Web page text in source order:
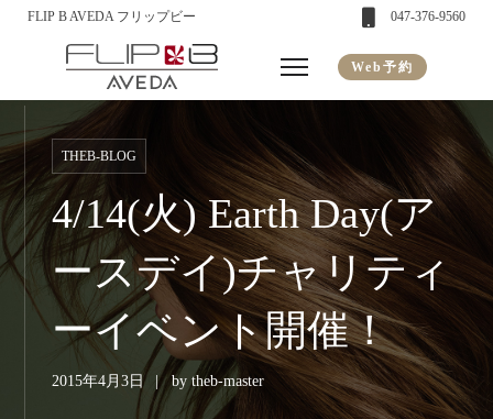
FLIP B AVEDA フリップビー 047-376-9560
Web予約
THEB-BLOG
4/14(火) Earth Day(ア
ースデイ)チャリティ
ーイベント開催！
2015年4月3日 bytheb-master